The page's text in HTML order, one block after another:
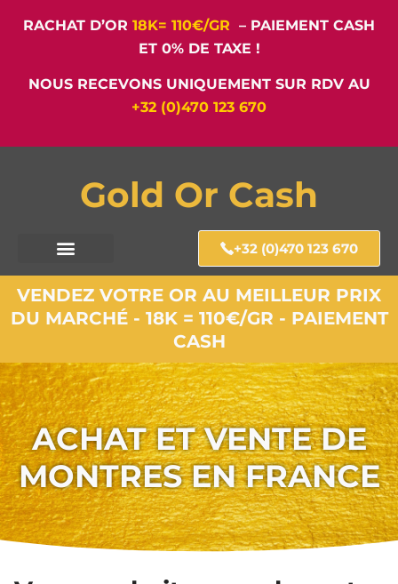
RACHAT D’OR 18K= 110€/GR – PAIEMENT CASH
ET 0% DE TAXE !
NOUS RECEVONS UNIQUEMENT SUR RDV AU
+32 (0)470 123 670
Gold Or Cash
+32 (0)470 123 670
VENDEZ VOTRE OR AU MEILLEUR PRIX
DU MARCHÉ - 18K = 110€/GR - PAIEMENT
CASH
ACHAT ET VENTE DE
MONTRES EN FRANCE